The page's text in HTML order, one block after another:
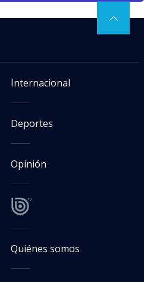
Internacional
Deportes
Opinión
Quiénes somos